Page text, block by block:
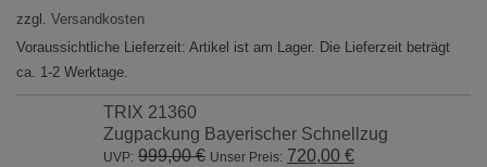
zzgl. Versandkosten
Voraussichtliche Lieferzeit: Artikel ist am Lager. Die Lieferzeit beträgt
ca. 1-2 Werktage.
TRIX 21360
Zugpackung Bayerischer Schnellzug
UVP: 999,00€ Ursprünglicher
Unser Preis: 720,00 €Aktueller